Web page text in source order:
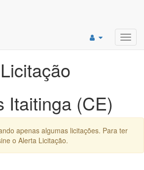
Itaitinga (CE)
apenas algumas licitações. Para ter
o Alerta Licitação.